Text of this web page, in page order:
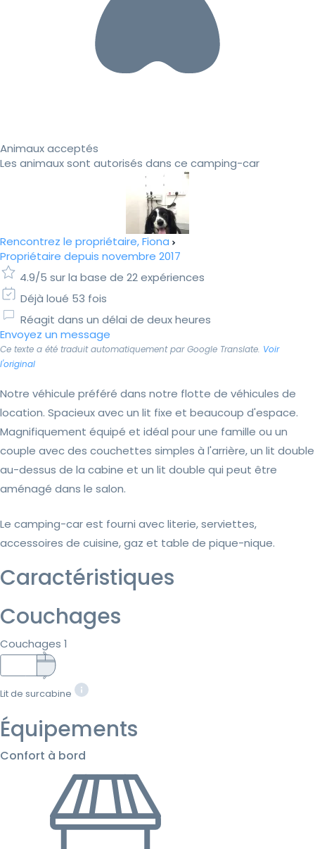
Animaux acceptés
Les animaux sont autorisés dans ce camping-car
Rencontrez le propriétaire, Fiona
Propriétaire depuis novembre 2017
4.9/5 sur la base de 22 expériences
Déjà loué 53 fois
Réagit dans un délai de deux heures
Envoyez un message
Ce texte a été traduit automatiquement par Google Translate. Voir
l'original
Notre véhicule préféré dans notre flotte de véhicules de
location. Spacieux avec un lit fixe et beaucoup d'espace.
Magnifiquement équipé et idéal pour une famille ou un
couple avec des couchettes simples à l'arrière, un lit double
au-dessus de la cabine et un lit double qui peut être
aménagé dans le salon.
Le camping-car est fourni avec literie, serviettes,
accessoires de cuisine, gaz et table de pique-nique.
Caractéristiques
Couchages
Couchages 1
Lit de surcabine
Équipements
Confort à bord